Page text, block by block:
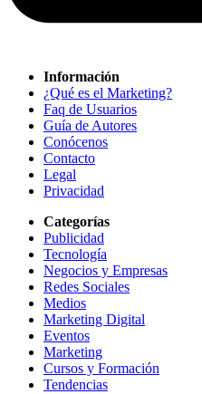
Información
¿Qué es el Marketing?
Faq de Usuarios
Guía de Autores
Conócenos
Contacto
Legal
Privacidad
Categorías
Publicidad
Tecnología
Negocios y Empresas
Redes Sociales
Medios
Marketing Digital
Eventos
Marketing
Cursos y Formación
Tendencias